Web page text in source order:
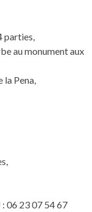
parties,
au monument aux
la Pena,
: 06 23 07 54 67